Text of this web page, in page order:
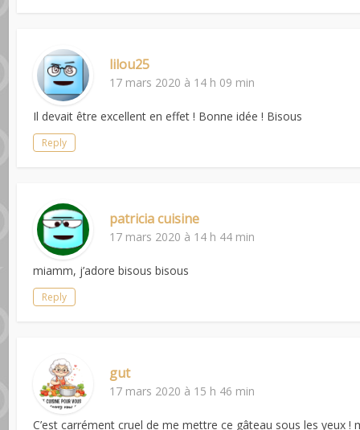
lilou25
17 mars 2020 à 14 h 09 min
Il devait être excellent en effet ! Bonne idée ! Bisous
Reply
patricia cuisine
17 mars 2020 à 14 h 44 min
miamm, j’adore bisous bisous
Reply
gut
17 mars 2020 à 15 h 46 min
C’est carrément cruel de me mettre ce gâteau sous les yeux